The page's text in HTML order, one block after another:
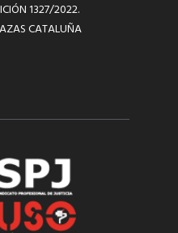
1327/2022.
CATALUÑA